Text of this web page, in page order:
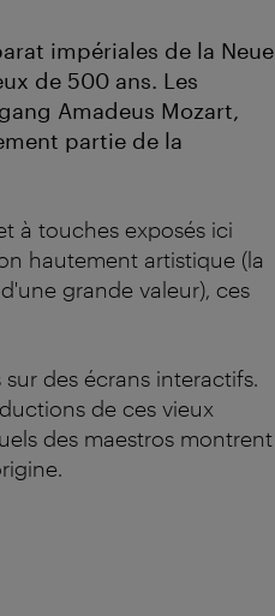
impériales de la Neue
de 500 ans. Les
Amadeus Mozart,
partie de la
à touches exposés ici
hautement artistique (la
grande valeur), ces
des écrans interactifs.
de ces vieux
des maestros montrent